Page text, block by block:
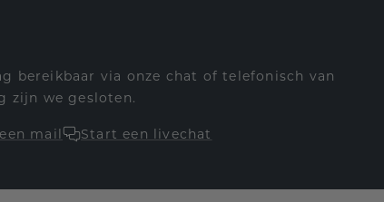
bereikbaar via onze chat of telefonisch van
zijn we gesloten.
mail Start een livechat